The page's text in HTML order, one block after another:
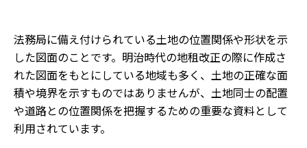
法務局に備え付けられている土地の位置関係や形状を示
した図面のことです。明治時代の地租改正の際に作成さ
れた図面をもとにしている地域も多く、土地の正確な面
積や境界を示すものではありませんが、土地同士の配置
や道路との位置関係を把握するための重要な資料として
利用されています。